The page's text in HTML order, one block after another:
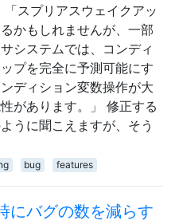
スプリアスウェイクアッ
かもしれませんが、一部
システムでは、コンディ
プを完全に予測可能にす
ディション変数操作が大
があります。」 修正する
うに聞こえますが、そう
bug features
にバグの数を減らす